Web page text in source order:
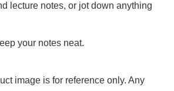
lecture notes, or jot down anything
your notes neat.
image is for reference only. Any